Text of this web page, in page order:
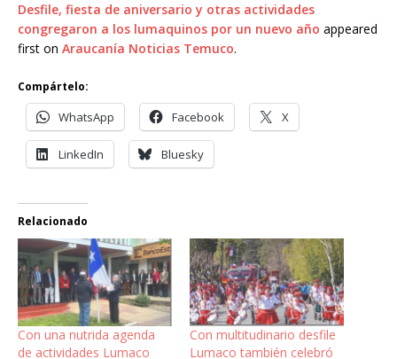
Desfile, fiesta de aniversario y otras actividades
congregaron a los lumaquinos por un nuevo año appeared
first on Araucanía Noticias Temuco.
Compártelo:
WhatsApp Facebook X
LinkedIn Bluesky
Relacionado
Con una nutrida agenda
de actividades Lumaco
Con multitudinario desfile
Lumaco también celebró